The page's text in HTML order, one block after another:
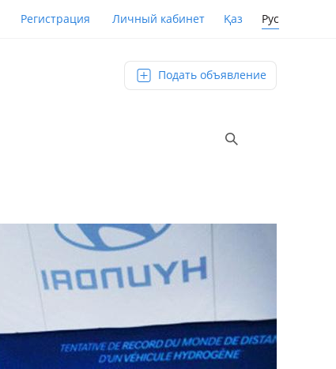
Регистрация Личный кабинет Қаз Рус
Подать объявление